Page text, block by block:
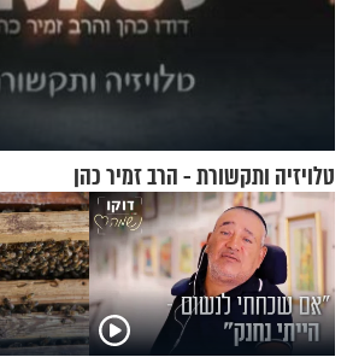
טלויזיה ותקשורת - הרב זמיר כהן